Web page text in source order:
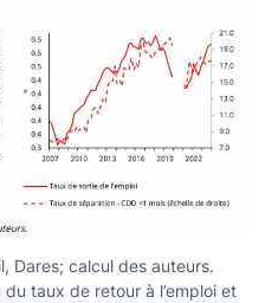
Dares; calcul des auteurs.
taux de retour à l’emploi et